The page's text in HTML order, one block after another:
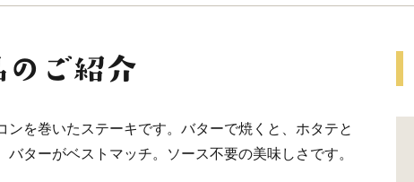
ンを巻いたステーキです。バターで焼くと、ホタテと
バターがベストマッチ。ソース不要の美味しさです。